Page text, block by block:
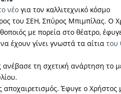
νέο για τον καλλιτεχνικό κόσμο
του ΣΕΗ, Σπύρος Μπιμπίλας. Ο
με πορεία στο θέατρο,
έχουν γίνει γνωστά τα αίτιατου
τη σχετική ανάρτηση το
αποχαιρετισμός. Έφυγε ο Χρήστος